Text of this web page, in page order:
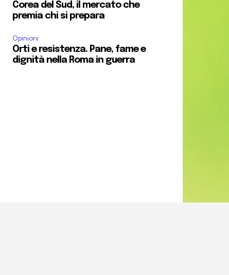
Corea del Sud, il mercato che
premia chi si prepara
Opinioni
Orti e resistenza. Pane, fame e
dignità nella Roma in guerra